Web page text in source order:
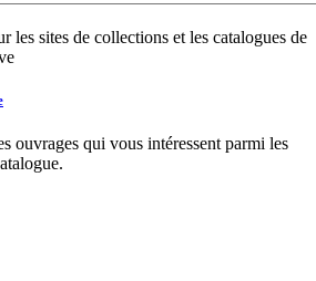
les sites de collections et les catalogues de
ouvrages qui vous intéressent parmi les